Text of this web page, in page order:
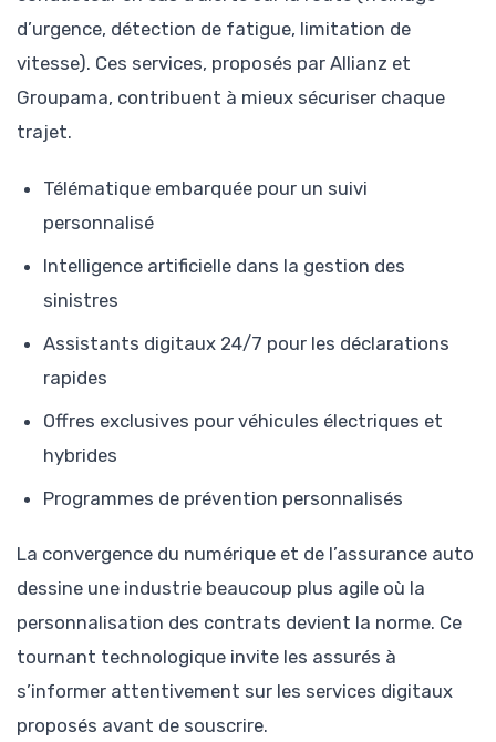
d’urgence, détection de fatigue, limitation de
vitesse). Ces services, proposés par Allianz et
Groupama, contribuent à mieux sécuriser chaque
trajet.
Télématique embarquée pour un suivi
personnalisé
Intelligence artificielle dans la gestion des
sinistres
Assistants digitaux 24/7 pour les déclarations
rapides
Offres exclusives pour véhicules électriques et
hybrides
Programmes de prévention personnalisés
La convergence du numérique et de l’assurance auto
dessine une industrie beaucoup plus agile où la
personnalisation des contrats devient la norme. Ce
tournant technologique invite les assurés à
s’informer attentivement sur les services digitaux
proposés avant de souscrire.